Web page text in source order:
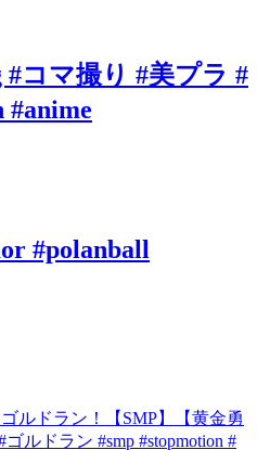
#コマ撮り #美プラ #
#anime
#polanball
ルドラン！【SMP】【黄金勇
ルドラン #smp #stopmotion #